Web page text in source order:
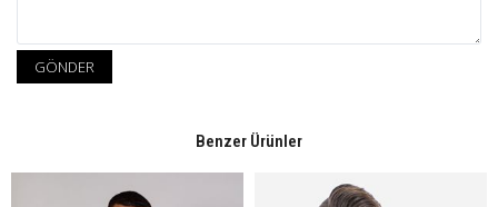
GÖNDER
Benzer Ürünler